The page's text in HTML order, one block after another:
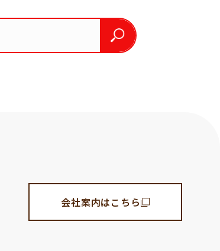
会社案内はこちら